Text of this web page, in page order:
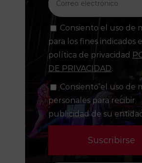
Consiento el uso de
para los fines indicados
política de privacidad
DE PRIVACIDAD.
Consiento el uso de
personales para recibir
publicidad de su